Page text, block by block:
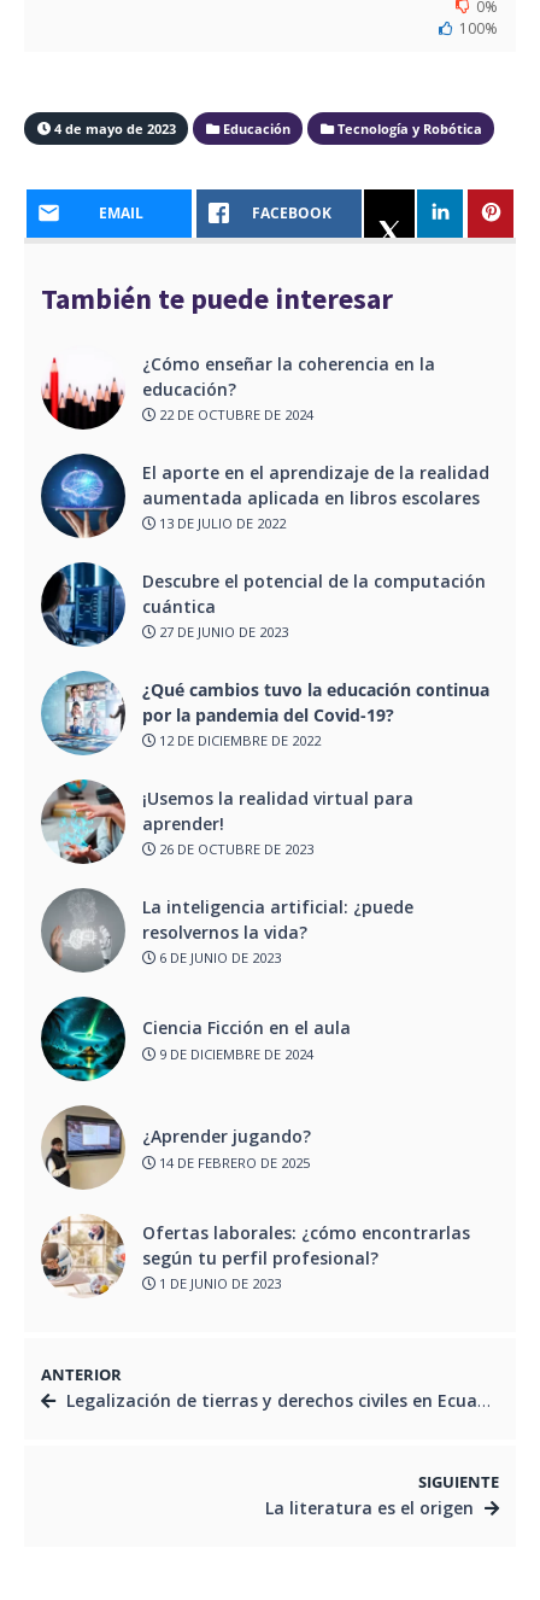
0%
100%
4 de mayo de 2023 Educación Tecnología y Robótica
EMAIL FACEBOOK
También te puede interesar
¿Cómo enseñar la coherencia en la
educación?
22 DE OCTUBRE DE 2024
El aporte en el aprendizaje de la realidad
aumentada aplicada en libros escolares
13 DE JULIO DE 2022
Descubre el potencial de la computación
cuántica
27 DE JUNIO DE 2023
¿Qué cambios tuvo la educación continua
por la pandemia del Covid-19?
12 DE DICIEMBRE DE 2022
¡Usemos la realidad virtual para
aprender!
26 DE OCTUBRE DE 2023
La inteligencia artificial: ¿puede
resolvernos la vida?
6 DE JUNIO DE 2023
Ciencia Ficción en el aula
9 DE DICIEMBRE DE 2024
¿Aprender jugando?
14 DE FEBRERO DE 2025
Ofertas laborales: ¿cómo encontrarlas
según tu perfil profesional?
1 DE JUNIO DE 2023
ANTERIOR
Legalización de tierras y derechos civiles en Ecuador
SIGUIENTE
La literatura es el origen